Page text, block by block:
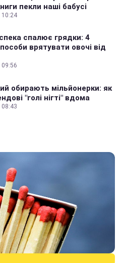
пекли наші бабусі
10:24
спалює грядки: 4
врятувати овочі від
09:56
обирають мільйонерки: як
"голі нігті" вдома
08:43